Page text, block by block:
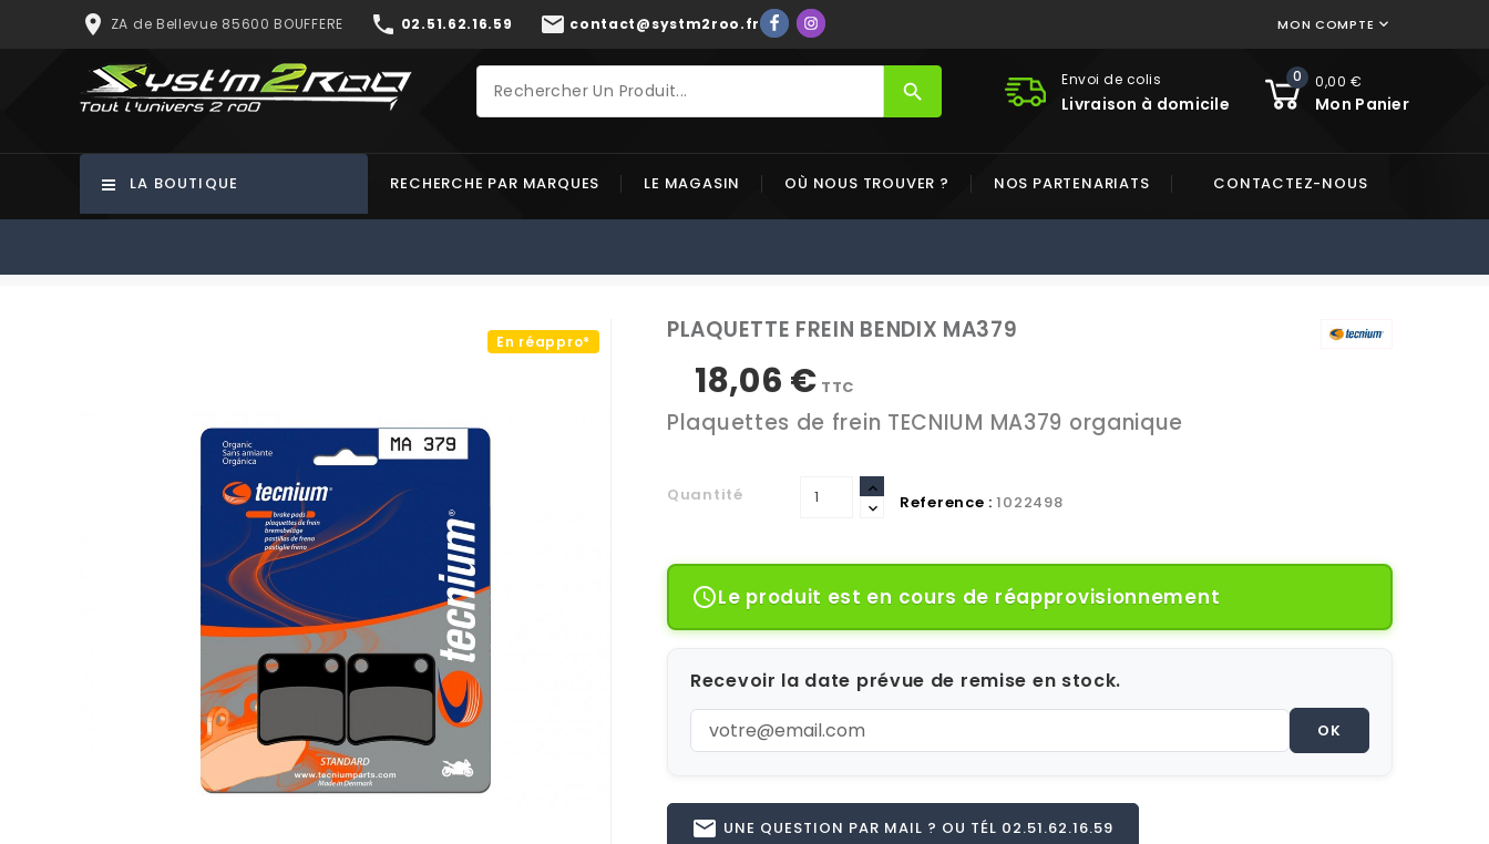
place ZA de Bellevue 85600 BOUFFERE phone 02.51.62.16.59 mail contact@systm2roo.fr MON COMPTE 
0 0,00 €
Mon Panier
Envoi de colis
Livraison à domicile
search
LA BOUTIQUE RECHERCHE PAR MARQUES LE MAGASIN OÙ NOUS TROUVER ? NOS PARTENARIATS CONTACTEZ-NOUS
En réappro* PLAQUETTE FREIN BENDIX MA379
18,06 € TTC
Plaquettes de frein TECNIUM MA379 organique
Quantité Reference : 1022498
Le produit est en cours de réapprovisionnement
Recevoir la date prévue de remise en stock.
OK
email UNE QUESTION PAR MAIL ? OU TÉL 02.51.62.16.59